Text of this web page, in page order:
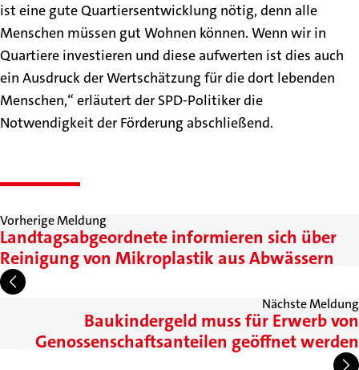
ist eine gute Quartiersentwicklung nötig, denn alle
Menschen müssen gut Wohnen können. Wenn wir in
Quartiere investieren und diese aufwerten ist dies auch
ein Ausdruck der Wertschätzung für die dort lebenden
Menschen,“ erläutert der SPD-Politiker die
Notwendigkeit der Förderung abschließend.
Vorherige Meldung
Landtagsabgeordnete informieren sich über
Reinigung von Mikroplastik aus Abwässern
Nächste Meldung
Baukindergeld muss für Erwerb von
Genossenschaftsanteilen geöffnet werden